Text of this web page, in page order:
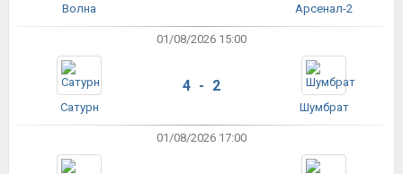
Волна Арсенал-2
01/08/2026 15:00
Сатурн
4 - 2
Шумбрат
01/08/2026 17:00